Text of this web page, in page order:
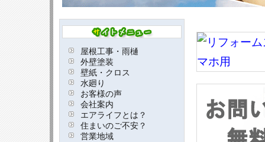
屋根工事・雨樋
外壁塗装
壁紙・クロス
水廻り
お客様の声
会社案内
エアライフとは？
住まいのご不安？
営業地域